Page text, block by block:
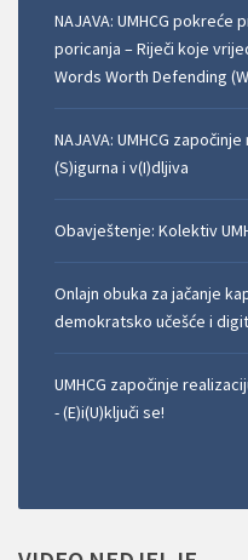
NAJAVA: UMHCG
poricanja – Riječi koje
Words Worth Defending
NAJAVA: UMHCG
(S)igurna i v(I)dljiva
Obavještenje: Kolektiv
Onlajn obuka za jačanje
demokratsko učešće i
UMHCG započinje
- (E)i(U)ključi se!